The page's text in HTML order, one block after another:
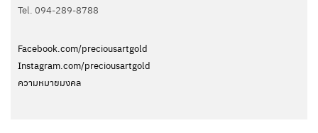
Tel. ‭094-289-8788‬
Facebook.com/preciousartgold
Instagram.com/preciousartgold
ความหมายมงคล